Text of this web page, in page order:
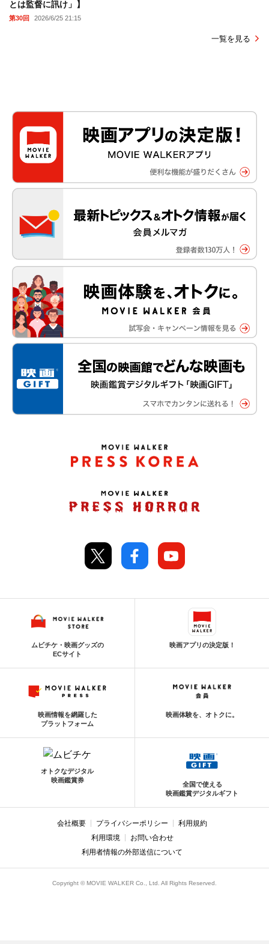
とは監督に訊け」】
第30回 2026/6/25 21:15
一覧を見る
ムビチケ・映画グッズの
ECサイト
映画アプリの決定版！
映画情報を網羅した
プラットフォーム
映画体験を、オトクに。
オトクなデジタル
映画鑑賞券
全国で使える
映画鑑賞デジタルギフト
会社概要 プライバシーポリシー
利用規約
利用環境
お問い合わせ
利用者情報の外部送信について
Copyright © MOVIE WALKER Co., Ltd. All Rights Reserved.